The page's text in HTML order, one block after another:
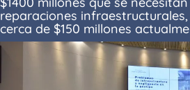
reparaciones
cerca de $150 millones